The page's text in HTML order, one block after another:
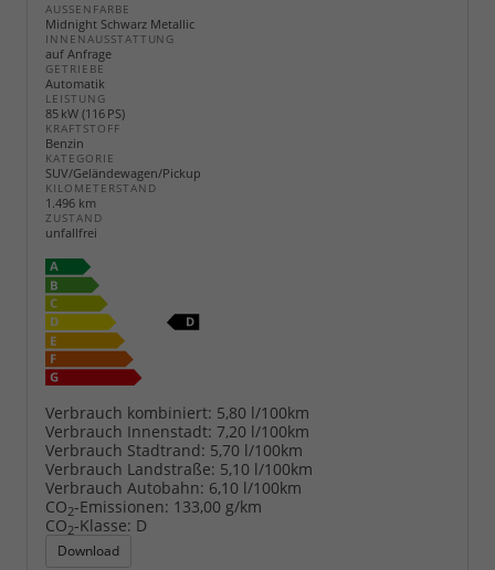
AUSSENFARBE
Midnight Schwarz Metallic
INNENAUSSTATTUNG
auf Anfrage
GETRIEBE
Automatik
LEISTUNG
85 kW (116 PS)
KRAFTSTOFF
Benzin
KATEGORIE
SUV/Geländewagen/Pickup
KILOMETERSTAND
1.496 km
ZUSTAND
unfallfrei
Verbrauch kombiniert: 5,80 l/100km
Verbrauch Innenstadt: 7,20 l/100km
Verbrauch Stadtrand: 5,70 l/100km
Verbrauch Landstraße: 5,10 l/100km
Verbrauch Autobahn: 6,10 l/100km
CO2-Emissionen: 133,00 g/km
CO2-Klasse: D
Download